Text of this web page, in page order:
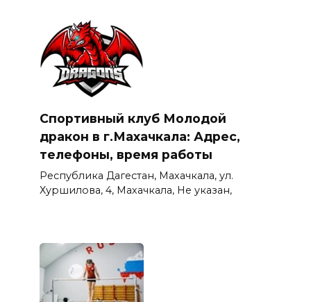
Спортивный клуб Молодой
дракон в г.Махачкала: Адрес,
телефоны, время работы
Республика Дагестан, Махачкала, ул.
Хуршилова, 4, Махачкала, Не указан,